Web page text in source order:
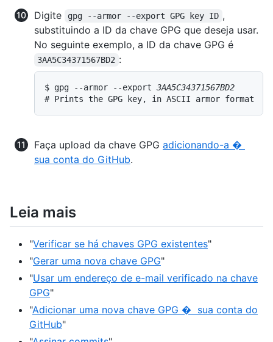
Digite gpg --armor --export GPG key ID ,
substituindo a ID da chave GPG que deseja usar.
No seguinte exemplo, a ID da chave GPG é
3AA5C34371567BD2 :
$ gpg --armor --export 3AA5C34371567BD2
# Prints the GPG key, in ASCII armor format
Faça upload da chave GPG adicionando-a �
sua conta do GitHub.
Leia mais
"Verificar se há chaves GPG existentes"
"Gerar uma nova chave GPG"
"Usar um endereço de e-mail verificado na chave
GPG"
"Adicionar uma nova chave GPG � sua conta do
GitHub"